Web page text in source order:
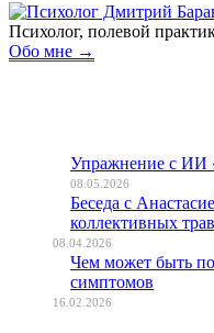
Психолог, полевой
Обо мне →
Упражнение с ИИ
08.05.2026
Беседа с
коллективных
08.04.2026
Чем может быть
симптомов
16.02.2026